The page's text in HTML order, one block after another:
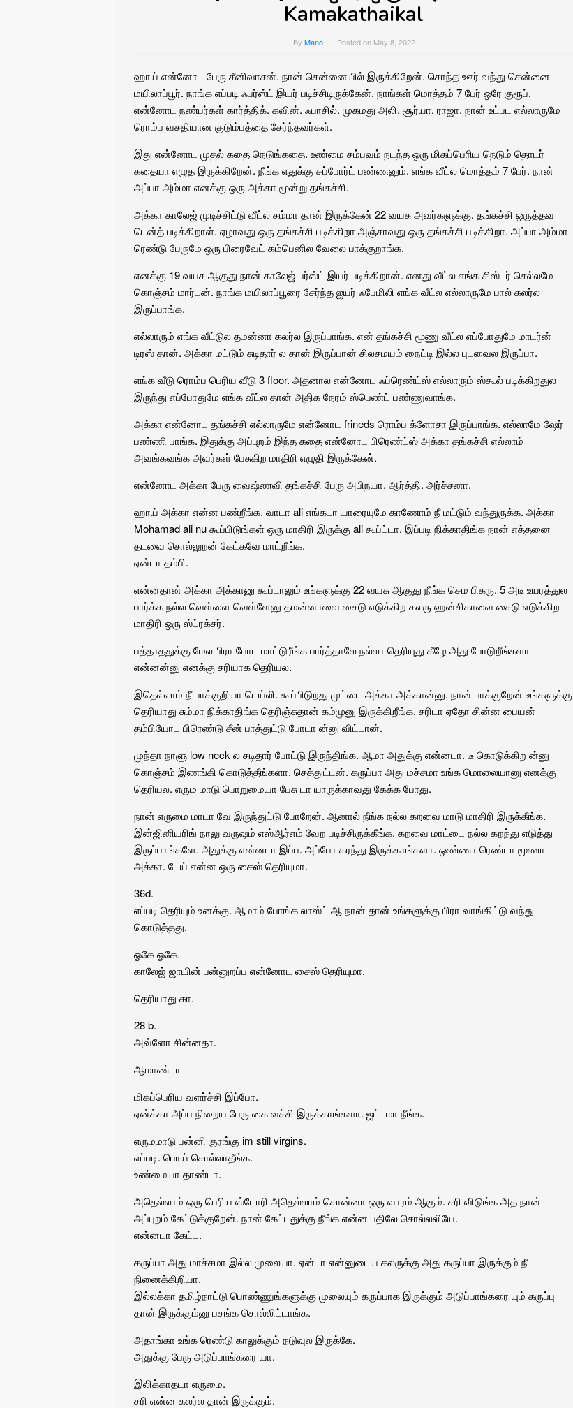
Kamakathaikal
By Mano Posted on May 8, 2022
ஹாய் என்னோட பேரு சீனிவாசன். நான் சென்னையில் இருக்கிறேன். சொந்த ஊர் வந்து சென்னை
மயிலாப்பூர். நாங்க எப்படி ஃபர்ஸ்ட் இயர் படிச்சிடிருக்கேன். நாங்கள் மொத்தம் 7 பேர் ஒரே குரூப்.
என்னோட நண்பர்கள் கார்த்திக். கவின். ஃபாசில். முகமது அலி. சூர்யா. ராஜா. நான் உட்பட எல்லாருமே
ரொம்ப வசதியான குடும்பத்தை சேர்ந்தவர்கள்.
இது என்னோட முதல் கதை நெடுங்கதை. உண்மை சம்பவம் நடந்த ஒரு மிகப்பெரிய நெடும் தொடர்
கதையா எழுத இருக்கிறேன். நீங்க எதுக்கு சப்போர்ட் பண்ணனும். எங்க வீட்ல மொத்தம் 7 பேர். நான்
அப்பா அம்மா எனக்கு ஒரு அக்கா மூன்று தங்கச்சி.
அக்கா காலேஜ் முடிச்சிட்டு வீட்ல சும்மா தான் இருக்கேன் 22 வயசு அவர்களுக்கு. தங்கச்சி ஒருத்தவ
டென்த் படிக்கிறாள். ஏழாவது ஒரு தங்கச்சி படிக்கிறா அஞ்சாவது ஒரு தங்கச்சி படிக்கிறா. அப்பா அம்மா
ரெண்டு பேருமே ஒரு பிரைவேட் கம்பெனில வேலை பாக்குறாங்க.
எனக்கு 19 வயசு ஆகுது நான் காலேஜ் பர்ஸ்ட் இயர் படிக்கிறான். எனது வீட்ல எங்க சிஸ்டர் செல்லமே
கொஞ்சம் மார்டன். நாங்க மயிலாப்பூரை சேர்ந்த ஐயர் ஃபேமிலி எங்க வீட்ல எல்லாருமே பால் கலர்ல
இருப்பாங்க.
எல்லாரும் எங்க வீட்டுல தமன்னா கலர்ல இருப்பாங்க. என் தங்கச்சி மூணு வீட்ல எப்போதுமே மாடர்ன்
டிரஸ் தான். அக்கா மட்டும் சுடிதார் ல தான் இருப்பான் சிலசமயம் நைட்டி இல்ல புடவைல இருப்பா.
எங்க வீடு ரொம்ப பெரிய வீடு 3 floor. அதனால என்னோட ஃப்ரெண்ட்ஸ் எல்லாரும் ஸ்கூல் படிக்கிறதுல
இருந்து எப்போதுமே எங்க வீட்ல தான் அதிக நேரம் ஸ்பெண்ட் பண்ணுவாங்க.
அக்கா என்னோட தங்கச்சி எல்லாருமே என்னோட frineds ரொம்ப க்ளோசா இருப்பாங்க. எல்லாமே ஷேர்
பண்ணி பாங்க. இதுக்கு அப்புறம் இந்த கதை என்னோட பிரெண்ட்ஸ் அக்கா தங்கச்சி எல்லாம்
அவங்கவங்க அவர்கள் பேசுகிற மாதிரி எழுதி இருக்கேன்.
என்னோட அக்கா பேரு வைஷ்ணவி தங்கச்சி பேரு அபிநயா. ஆர்த்தி. அர்ச்சனா.
ஹாய் அக்கா என்ன பண்றீங்க. வாடா ali எங்கடா யாரையுமே காணோம் நீ மட்டும் வந்துருக்க. அக்கா
Mohamad ali nu கூப்பிடுங்கள் ஒரு மாதிரி இருக்கு ali கூப்ட்டா. இப்படி நிக்காதிங்க நான் எத்தனை
தடவை சொல்லுறன் கேட்கவே மாட்றீங்க.
ஏன்டா தம்பி.
என்னதான் அக்கா அக்கானு கூப்டாலும் உங்களுக்கு 22 வயசு ஆகுது நீங்க செம பிகரு. 5 அடி உயரத்துல
பார்க்க நல்ல வெள்ளை வெள்ளேனு தமன்னாவை சைடு எடுக்கிற கலரு ஹன்சிகாவை சைடு எடுக்கிற
மாதிரி ஒரு ஸ்ட்ரக்சர்.
பத்தாததுக்கு மேல பிரா போட மாட்டுரீங்க பார்த்தாலே நல்லா தெரியுது கீழே அது போடுறீங்களா
என்னன்னு எனக்கு சரியாக தெரியல.
இதெல்லாம் நீ பாக்குறியா டெய்லி. கூப்பிடுறது முட்டை அக்கா அக்கான்னு. நான் பாக்குறேன் உங்களுக்கு
தெரியாது சும்மா நிக்காதிங்க தெரிஞ்சுதான் கம்முனு இருக்கிறீங்க. சரிடா ஏதோ சின்ன பையன்
தம்பியோட பிரெண்டு சீன் பாத்துட்டு போடா ன்னு விட்டான்.
முந்தா நாளு low neck ல சுடிதார் போட்டு இருந்திங்க. ஆமா அதுக்கு என்னடா. டீ கொடுக்கிற ன்னு
கொஞ்சம் இணங்கி கொடுத்தீங்களா. செத்துட்டன். கருப்பா அது மச்சமா உங்க மொலையானு எனக்கு
தெரியல. எரும மாடு பொறுமையா பேசு டா யாருக்காவது கேக்க போது.
நான் எருமை மாடா வே இருந்துட்டு போறேன். ஆனால் நீங்க நல்ல கறவை மாடு மாதிரி இருக்கீங்க.
இன்ஜினியரிங் நாலு வருஷம் எஸ்ஆர்எம் வேற படிச்சிருக்கீங்க. கறவை மாட்டை நல்ல கறந்து எடுத்து
இருப்பாங்களே. அதுக்கு என்னடா இப்ப. அப்போ கரந்து இருக்காங்களா. ஒண்ணா ரெண்டா மூணா
அக்கா. டேய் என்ன ஒரு சைஸ் தெரியுமா.
36d.
எப்படி தெரியும் உனக்கு. ஆமாம் போங்க லாஸ்ட் ஆ நான் தான் உங்களுக்கு பிரா வாங்கிட்டு வந்து
கொடுத்தது.
ஓகே ஓகே.
காலேஜ் ஜாயின் பன்னுறப்ப என்னோட சைஸ் தெரியுமா.
தெரியாது கா.
28 b.
அவ்ளோ சின்னதா.
ஆமாண்டா
மிகப்பெரிய வளர்ச்சி இப்போ.
ஏன்க்கா அப்ப நிறைய பேரு கை வச்சி இருக்காங்களா. ஐட்டமா நீங்க.
எருமமாடு பன்னி குரங்கு im still virgins.
எப்படி. பொய் சொல்லாதீங்க.
உண்மையா தாண்டா.
அதெல்லாம் ஒரு பெரிய ஸ்டோரி அதெல்லாம் சொன்னா ஒரு வாரம் ஆகும். சரி விடுங்க அத நான்
அப்புறம் கேட்டுக்குறேன். நான் கேட்டதுக்கு நீங்க என்ன பதிலே சொல்லலியே.
என்னடா கேட்ட.
கருப்பா அது மாச்சமா இல்ல முலையா. ஏன்டா என்னுடைய கலருக்கு அது கருப்பா இருக்கும் நீ
நினைக்கிறியா.
இல்லக்கா தமிழ்நாட்டு பொண்ணுங்களுக்கு முலையும் கருப்பாக இருக்கும் அடுப்பாங்கரை யும் கருப்பு
தான் இருக்கும்னு பசங்க சொல்லிட்டாங்க.
அதாங்கா உங்க ரெண்டு காலுக்கும் நடுவுல இருக்கே.
அதுக்கு பேரு அடுப்பாங்கரை யா.
இலிக்காதடா எருமை.
சரி என்ன கலர்ல தான் இருக்கும்.